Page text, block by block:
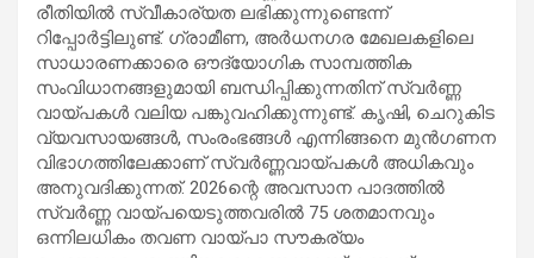
രീതിയിൽ സ്വീകാര്യത ലഭിക്കുന്നുണ്ടെന്ന്
റിപ്പോർട്ടിലുണ്ട്. ഗ്രാമീണ, അർധനഗര മേഖലകളിലെ
സാധാരണക്കാരെ ഔദ്യോഗിക സാമ്പത്തിക
സംവിധാനങ്ങളുമായി ബന്ധിപ്പിക്കുന്നതിന് സ്വർണ്ണ
വായ്പകൾ വലിയ പങ്കുവഹിക്കുന്നുണ്ട്. കൃഷി, ചെറുകിട
വ്യവസായങ്ങൾ, സംരംഭങ്ങൾ എന്നിങ്ങനെ മുൻഗണന
വിഭാഗത്തിലേക്കാണ് സ്വർണ്ണവായ്പകൾ അധികവും
അനുവദിക്കുന്നത്. 2026ന്റെ അവസാന പാദത്തിൽ
സ്വർണ്ണ വായ്പയെടുത്തവരിൽ 75 ശതമാനവും
ഒന്നിലധികം തവണ വായ്പാ സൗകര്യം